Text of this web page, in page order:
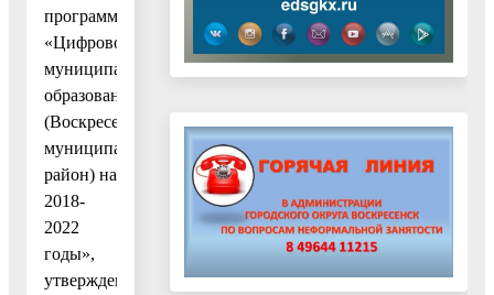
программу
«Цифровое
муниципальное
образование
(Воскресенский
муниципальный
район) на
2018-
2022
годы»,
утвержденную